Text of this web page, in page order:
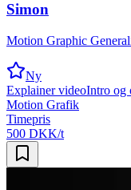
Simon
Motion Graphic
Ny
Explainer videoIntro og
Motion Grafik
Timepris
500 DKK/t